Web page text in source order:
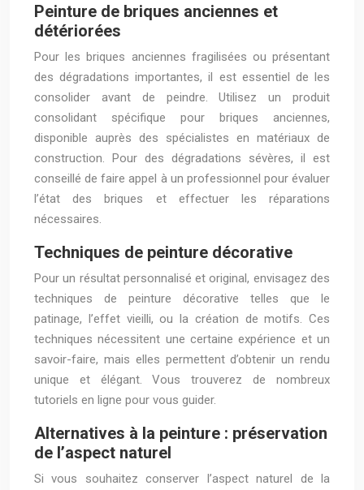
Peinture de briques anciennes et
détériorées
Pour les briques anciennes fragilisées ou présentant
des dégradations importantes, il est essentiel de les
consolider avant de peindre. Utilisez un produit
consolidant spécifique pour briques anciennes,
disponible auprès des spécialistes en matériaux de
construction. Pour des dégradations sévères, il est
conseillé de faire appel à un professionnel pour évaluer
l’état des briques et effectuer les réparations
nécessaires.
Techniques de peinture décorative
Pour un résultat personnalisé et original, envisagez des
techniques de peinture décorative telles que le
patinage, l’effet vieilli, ou la création de motifs. Ces
techniques nécessitent une certaine expérience et un
savoir-faire, mais elles permettent d’obtenir un rendu
unique et élégant. Vous trouverez de nombreux
tutoriels en ligne pour vous guider.
Alternatives à la peinture : préservation
de l’aspect naturel
Si vous souhaitez conserver l’aspect naturel de la